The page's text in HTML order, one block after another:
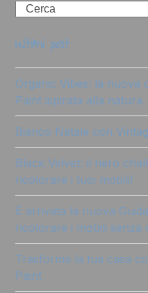
Search
ultimi post
Organic Vibes: la nuova
Paint ispirata alla natura
Bianco Natale con
Black Velvet: il nero
ricolorare i tuoi mobili!
È arrivata la nuova
ricolorare i mobili senza
Trasforma la tua casa
Paint